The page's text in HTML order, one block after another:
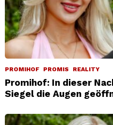
PROMIHOF PROMIS REALITY
Promihof: In dieser
Siegel die Augen